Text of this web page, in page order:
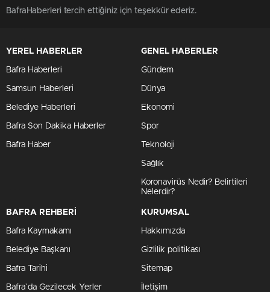
BafraHaberleri tercih ettiğiniz için teşekkür ederiz.
YEREL HABERLER
Bafra Haberleri
Samsun Haberleri
Belediye Haberleri
Bafra Son Dakika Haberler
Bafra Haber
GENEL HABERLER
Gündem
Dünya
Ekonomi
Spor
Teknoloji
Sağlık
Koronavirüs Nedir? Belirtileri
Nelerdir?
BAFRA REHBERİ
Bafra Kaymakamı
Belediye Başkanı
Bafra Tarihi
Bafra`da Gezilecek Yerler
KURUMSAL
Hakkımızda
Gizlilik politikası
Sitemap
İletişim